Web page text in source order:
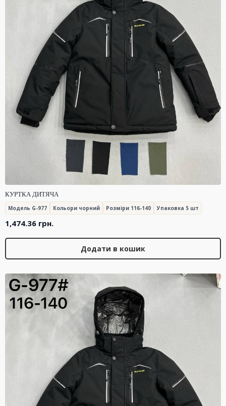
КУРТКА ДИТЯЧА
Модель G-977 Кольори чорний Розміри 116-140 Упаковка 5 шт
1,474.36 грн.
Додати в кошик